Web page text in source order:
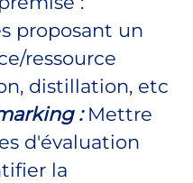
proposant un
ressource
distillation, etc
:Mettre
d'évaluation
la